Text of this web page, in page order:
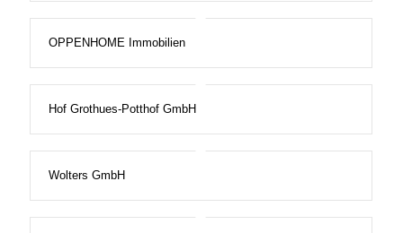
OPPENHOME Immobilien
Hof Grothues-Potthof GmbH
Wolters GmbH